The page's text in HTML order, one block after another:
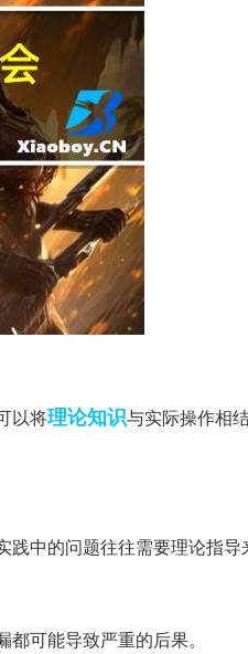
以将理论知识与实际操作相
中的问题往往需要理论指导
可能导致严重的后果。